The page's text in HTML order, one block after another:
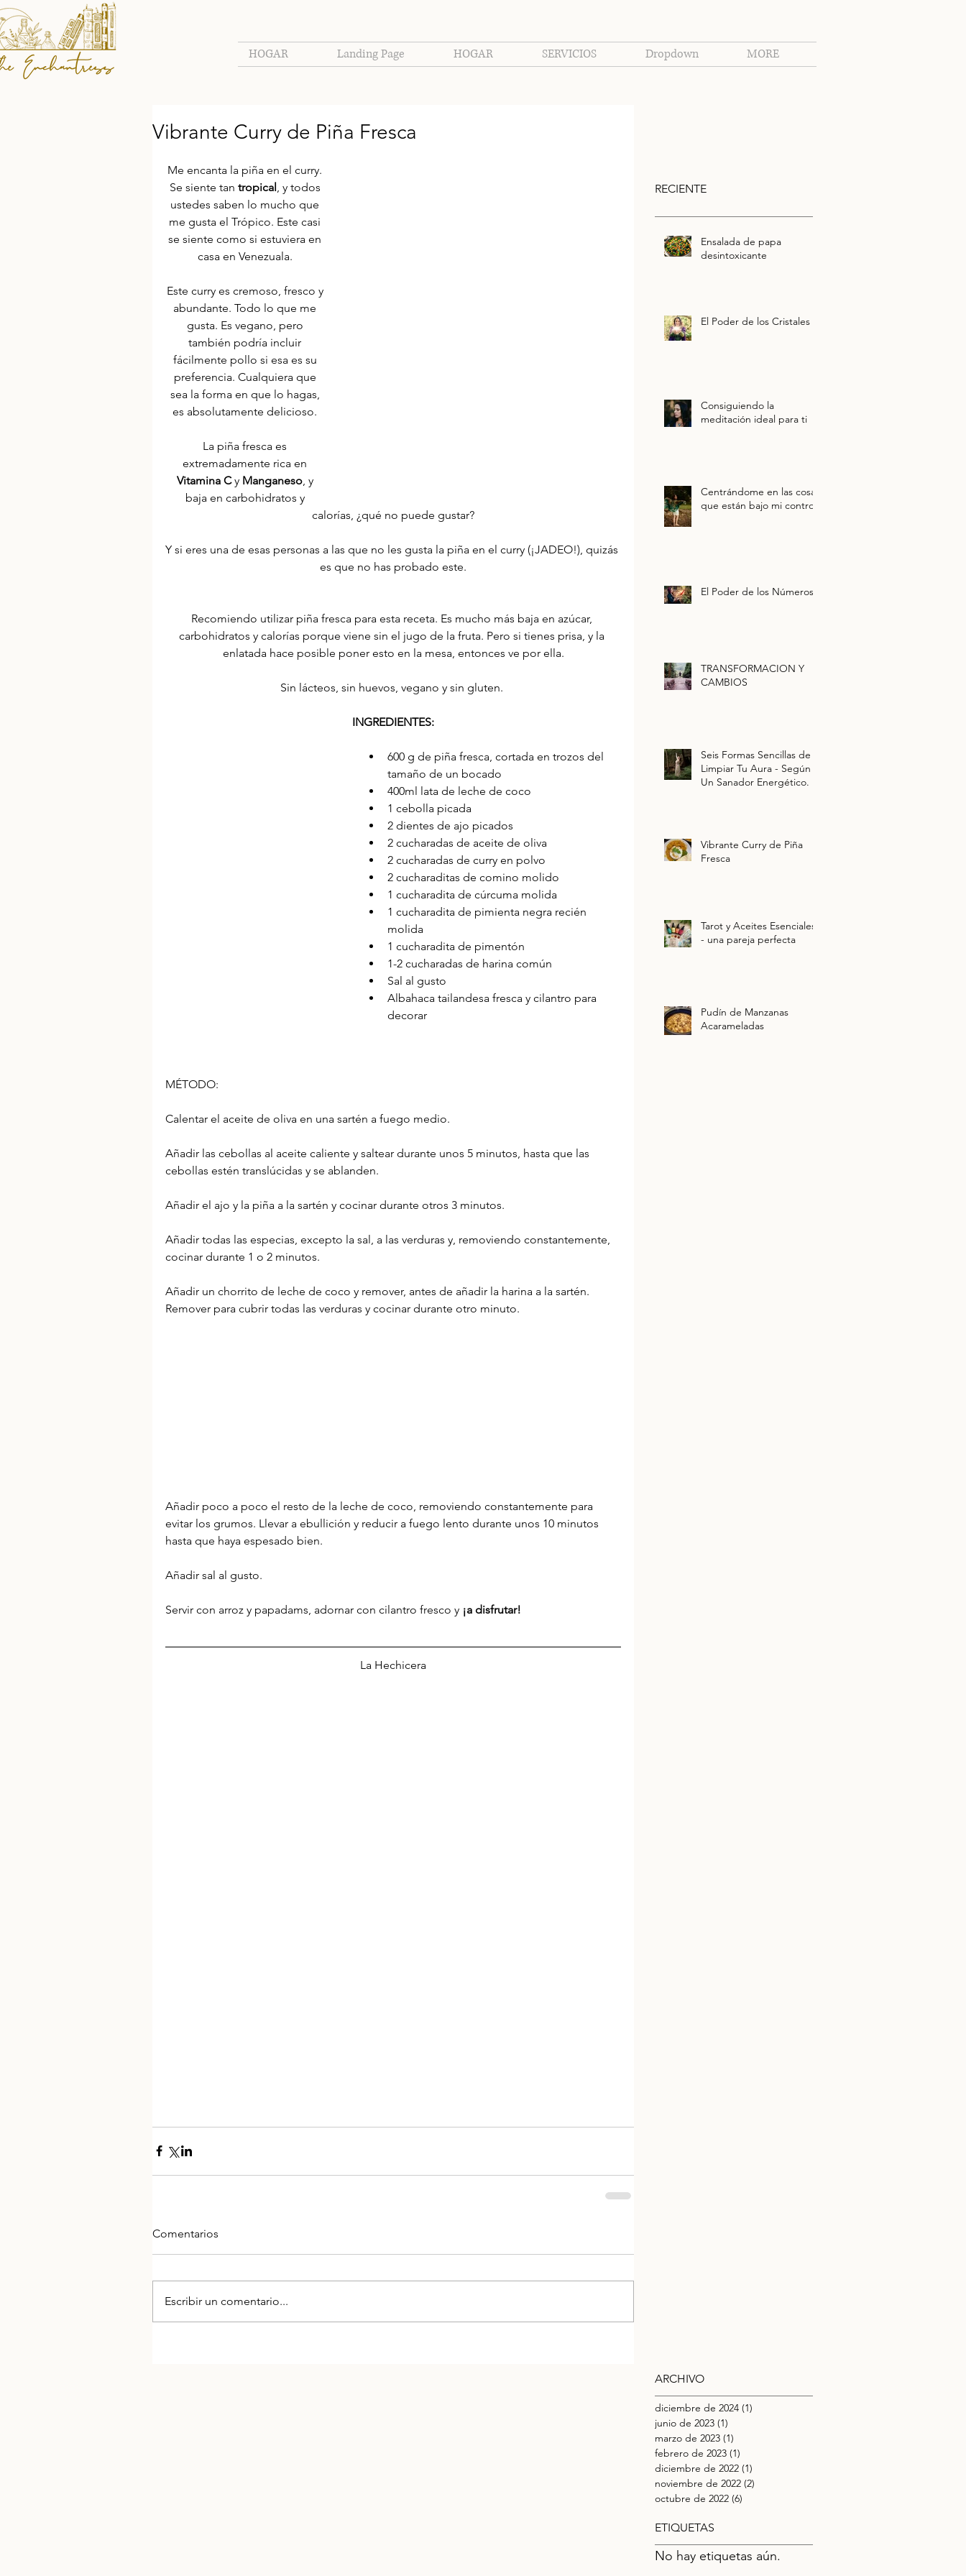
HOGAR Landing Page HOGAR SERVICIOS Dropdown MORE
Vibrante Curry de Piña Fresca
Me encanta la piña en el curry.
Se siente tan tropical, y todos
ustedes saben lo mucho que
me gusta el Trópico. Este casi
se siente como si estuviera en
casa en Venezuala.
Este curry es cremoso, fresco y
abundante. Todo lo que me
gusta. Es vegano, pero
también podría incluir
fácilmente pollo si esa es su
preferencia. Cualquiera que
sea la forma en que lo hagas,
es absolutamente delicioso.
La piña fresca es
extremadamente rica en
Vitamina C y Manganeso, y
baja en carbohidratos y
calorías, ¿qué no puede gustar?
Y si eres una de esas personas a las que no les gusta la piña en el curry (¡JADEO!), quizás
es que no has probado este.
Recomiendo utilizar piña fresca para esta receta. Es mucho más baja en azúcar,
carbohidratos y calorías porque viene sin el jugo de la fruta. Pero si tienes prisa, y la
enlatada hace posible poner esto en la mesa, entonces ve por ella.
Sin lácteos, sin huevos, vegano y sin gluten.
INGREDIENTES:
600 g de piña fresca, cortada en trozos del
tamaño de un bocado
400ml lata de leche de coco
1 cebolla picada
2 dientes de ajo picados
2 cucharadas de aceite de oliva
2 cucharadas de curry en polvo
2 cucharaditas de comino molido
1 cucharadita de cúrcuma molida
1 cucharadita de pimienta negra recién
molida
1 cucharadita de pimentón
1-2 cucharadas de harina común
Sal al gusto
Albahaca tailandesa fresca y cilantro para
decorar
MÉTODO:
Calentar el aceite de oliva en una sartén a fuego medio.
Añadir las cebollas al aceite caliente y saltear durante unos 5 minutos, hasta que las
cebollas estén translúcidas y se ablanden.
Añadir el ajo y la piña a la sartén y cocinar durante otros 3 minutos.
Añadir todas las especias, excepto la sal, a las verduras y, removiendo constantemente,
cocinar durante 1 o 2 minutos.
Añadir un chorrito de leche de coco y remover, antes de añadir la harina a la sartén.
Remover para cubrir todas las verduras y cocinar durante otro minuto.
Añadir poco a poco el resto de la leche de coco, removiendo constantemente para
evitar los grumos. Llevar a ebullición y reducir a fuego lento durante unos 10 minutos
hasta que haya espesado bien.
Añadir sal al gusto.
Servir con arroz y papadams, adornar con cilantro fresco y ¡a disfrutar!
La Hechicera
Comentarios
Escribir un comentario...
RECIENTE
Ensalada de papa
desintoxicante
El Poder de los Cristales
Consiguiendo la
meditación ideal para ti
Centrándome en las cosas
que están bajo mi control
El Poder de los Números
TRANSFORMACION Y
CAMBIOS
Seis Formas Sencillas de
Limpiar Tu Aura - Según
Un Sanador Energético.
Vibrante Curry de Piña
Fresca
Tarot y Aceites Esenciales
- una pareja perfecta
Pudín de Manzanas
Acarameladas
ARCHIVO
diciembre de 2024 (1)
junio de 2023 (1)
marzo de 2023 (1)
febrero de 2023 (1)
diciembre de 2022 (1)
noviembre de 2022 (2)
octubre de 2022 (6)
ETIQUETAS
No hay etiquetas aún.